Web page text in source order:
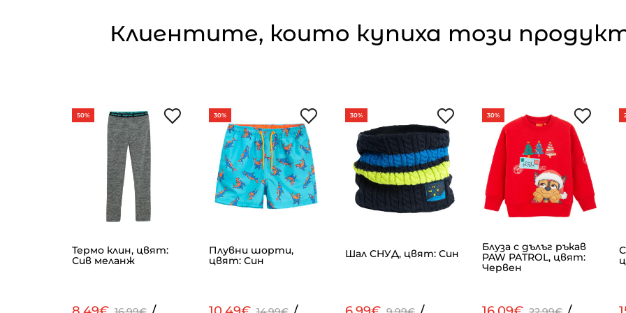
Клиентите, които купиха този
50%
Термо клин, цвят:
Сив меланж
30%
Плувни шорти,
цвят: Син
30%
Шал СНУД, цвят: Син
30%
Блуза с дълъг ръкав
PAW PATROL, цвят:
Червен